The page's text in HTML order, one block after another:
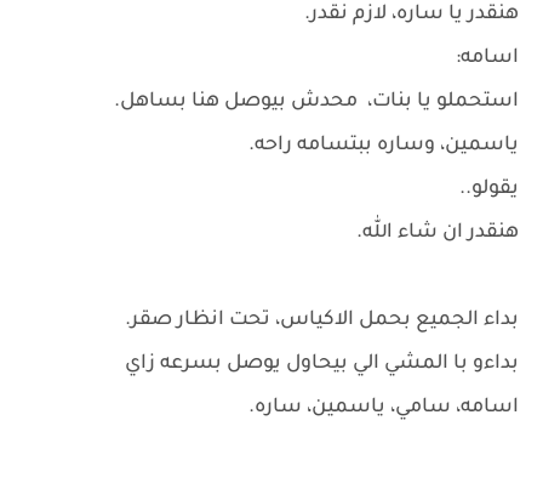
هنقدر يا ساره، لازم نقدر.
اسامه:
استحملو يا بنات، محدش بيوصل هنا بساهل.
ياسمين، وساره ببتسامه راحه.
يقولو..
هنقدر ان شاء الله.
بداء الجميع بحمل الاكياس، تحت انظار صقر.
بداءو با المشي الي بيحاول يوصل بسرعه زاي
اسامه، سامي، ياسمين، ساره.